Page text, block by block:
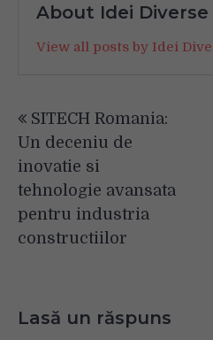
About Idei Diverse
View all posts by Idei
în
articole
SITECH Romania:
Un deceniu de
inovatie si
tehnologie avansata
pentru industria
constructiilor
Lasă un răspuns